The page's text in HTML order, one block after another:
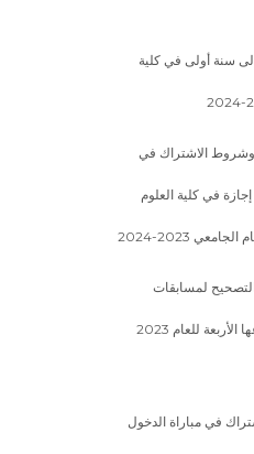
سنة أولى في كلية
وشروط الاشتراك في
في كلية العلوم
2023-2024
لمسابقات
الشهادة الثانوية العامة بفروعها الأربعة للعام 2023
في مباراة الدخول